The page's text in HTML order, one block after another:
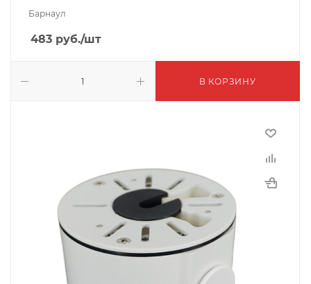
Барнаул
483 руб./шт
В КОРЗИНУ